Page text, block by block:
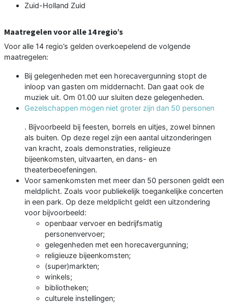
Zuid-Holland Zuid
Maatregelen voor alle 14 regio’s
Voor alle 14 regio’s gelden overkoepelend de volgende
maatregelen:
Bij gelegenheden met een horecavergunning stopt de
inloop van gasten om middernacht. Dan gaat ook de
muziek uit. Om 01.00 uur sluiten deze gelegenheden.
Gezelschappen mogen niet groter zijn dan 50 personen
. Bijvoorbeeld bij feesten, borrels en uitjes, zowel binnen
als buiten. Op deze regel zijn een aantal uitzonderingen
van kracht, zoals demonstraties, religieuze
bijeenkomsten, uitvaarten, en dans- en
theaterbeoefeningen.
Voor samenkomsten met meer dan 50 personen geldt een
meldplicht. Zoals voor publiekelijk toegankelijke concerten
in een park. Op deze meldplicht geldt een uitzondering
voor bijvoorbeeld:
openbaar vervoer en bedrijfsmatig
personenvervoer;
gelegenheden met een horecavergunning;
religieuze bijeenkomsten;
(super)markten;
winkels;
bibliotheken;
culturele instellingen;